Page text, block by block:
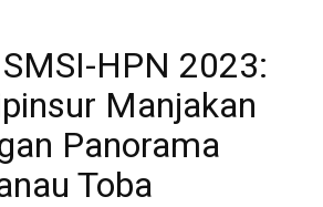
HPN 2023:
Manjakan
Panorama
Toba